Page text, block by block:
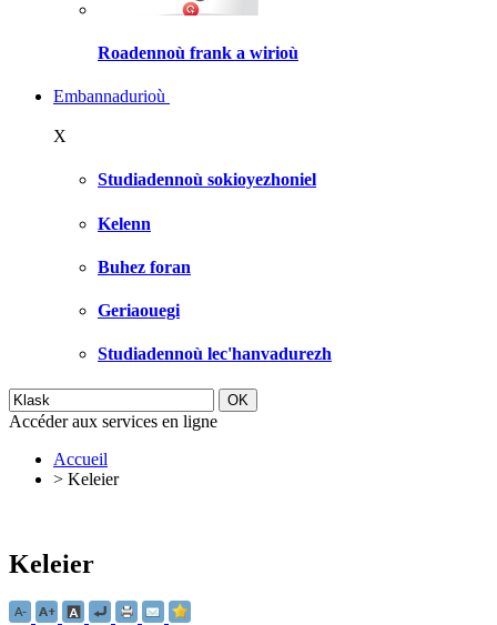
Roadennoù frank a wirioù
Embannadurioù
X
Studiadennoù sokioyezhoniel
Kelenn
Buhez foran
Geriaouegi
Studiadennoù lec'hanvadurezh
Accéder aux services en ligne
Accueil
> Keleier
Keleier